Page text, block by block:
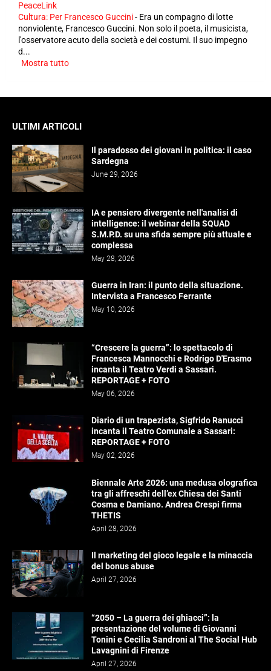
PeaceLink
Cultura: Per Francesco Guccini- Era un compagno di lotte
nonviolente, Francesco Guccini. Non solo il poeta, il musicista,
l'osservatore acuto della società e dei costumi. Il suo impegno
d...
Mostra tutto
ULTIMI ARTICOLI
Il paradosso dei giovani in politica: il caso
Sardegna
June 29, 2026
IA e pensiero divergente nell'analisi di
intelligence: il webinar della SQUAD
S.M.P.D. su una sfida sempre più attuale e
complessa
May 28, 2026
Guerra in Iran: il punto della situazione.
Intervista a Francesco Ferrante
May 10, 2026
“Crescere la guerra”: lo spettacolo di
Francesca Mannocchi e Rodrigo D'Erasmo
incanta il Teatro Verdi a Sassari.
REPORTAGE + FOTO
May 06, 2026
Diario di un trapezista, Sigfrido Ranucci
incanta il Teatro Comunale a Sassari:
REPORTAGE + FOTO
May 02, 2026
Biennale Arte 2026: una medusa olografica
tra gli affreschi dell’ex Chiesa dei Santi
Cosma e Damiano. Andrea Crespi firma
THETIS
April 28, 2026
Il marketing del gioco legale e la minaccia
del bonus abuse
April 27, 2026
“2050 – La guerra dei ghiacci”: la
presentazione del volume di Giovanni
Tonini e Cecilia Sandroni al The Social Hub
Lavagnini di Firenze
April 27, 2026